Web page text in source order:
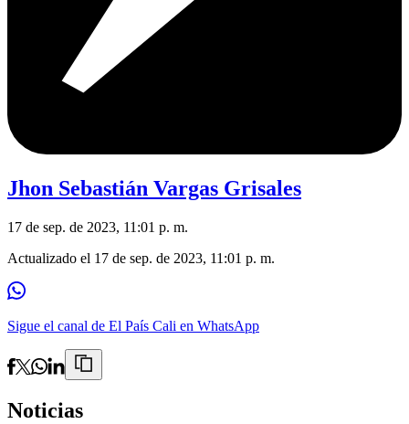
Jhon Sebastián Vargas Grisales
17 de sep. de 2023, 11:01 p. m.
Actualizado el 17 de sep. de 2023, 11:01 p. m.
Sigue el canal de El País Cali en WhatsApp
Noticias